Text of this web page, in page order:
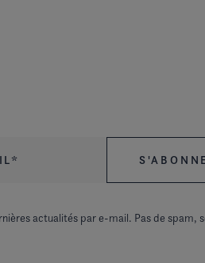
actualités par e-mail. Pas de spam,